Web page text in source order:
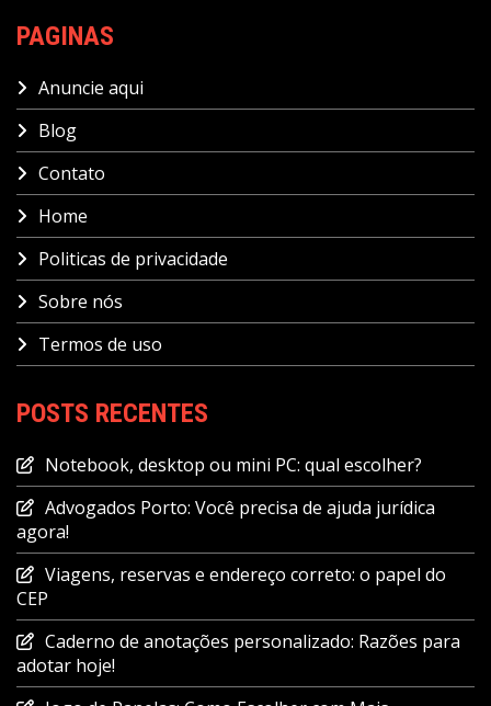
PAGINAS
Anuncie aqui
Blog
Contato
Home
Politicas de privacidade
Sobre nós
Termos de uso
POSTS RECENTES
Notebook, desktop ou mini PC: qual escolher?
Advogados Porto: Você precisa de ajuda jurídica
agora!
Viagens, reservas e endereço correto: o papel do
CEP
Caderno de anotações personalizado: Razões para
adotar hoje!